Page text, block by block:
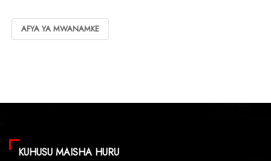
AFYA YA MWANAMKE
KUHUSU MAISHA HURU